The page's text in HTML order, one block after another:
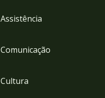
Assistência
Comunicação
Cultura